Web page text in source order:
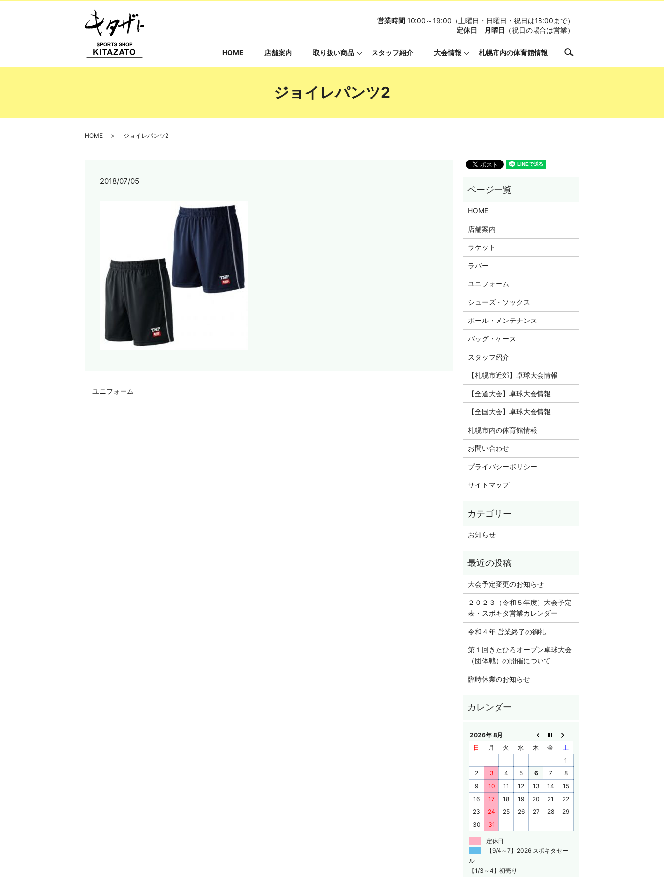
営業時間 10:00～19:00（土曜日・日曜日・祝日は18:00まで）
定休日 月曜日
（祝日の場合は営業）
HOME 店舗案内 取り扱い商品 スタッフ紹介 大会情報 札幌市内の体育館情報 search
ジョイレパンツ2
HOME ジョイレパンツ2
2018/07/05
ユニフォーム
HOME
店舗案内
ラケット
ラバー
ユニフォーム
シューズ・ソックス
ボール・メンテナンス
バッグ・ケース
スタッフ紹介
【札幌市近郊】卓球大会情報
【全道大会】卓球大会情報
【全国大会】卓球大会情報
札幌市内の体育館情報
お問い合わせ
プライバシーポリシー
サイトマップ
お知らせ
大会予定変更のお知らせ
２０２３（令和５年度）大会予定
表・スポキタ営業カレンダー
令和４年 営業終了の御礼
第１回きたひろオープン卓球大会
（団体戦）の開催について
臨時休業のお知らせ
2026年 8月
日
月 火 水 木 金
土
1
2
3 4 5 6 7
8
9
10 11 12 13 14
15
16
17 18 19 20 21
22
23
24 25 26 27 28
29
30
31
定休日
【9/4～7】2026 スポキタセー
ル
【1/3～4】初売り